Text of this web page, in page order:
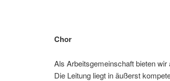
Chor
Als Arbeitsgemeinschaft bieten wir
Die Leitung liegt in äußerst